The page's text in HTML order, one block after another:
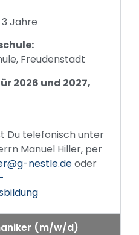
Jahre
Freudenstadt
2026 und 2027,
Du telefonisch unter
Manuel Hiller, per
nestle.deoder
(m/w/d)